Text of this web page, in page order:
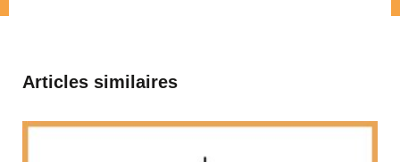
Articles similaires